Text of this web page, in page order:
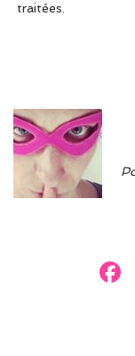
traitées.